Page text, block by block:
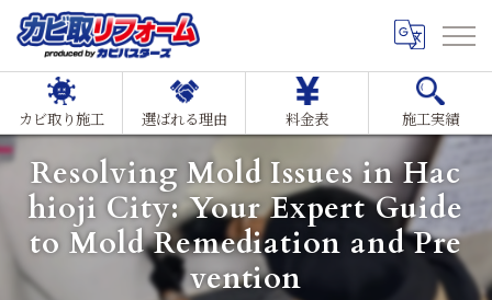
カビ取り施工 選ばれる理由 料金表 施工実績
Resolving Mold Issues in Hac
hioji City: Your Expert Guide
to Mold Remediation and Pre
vention